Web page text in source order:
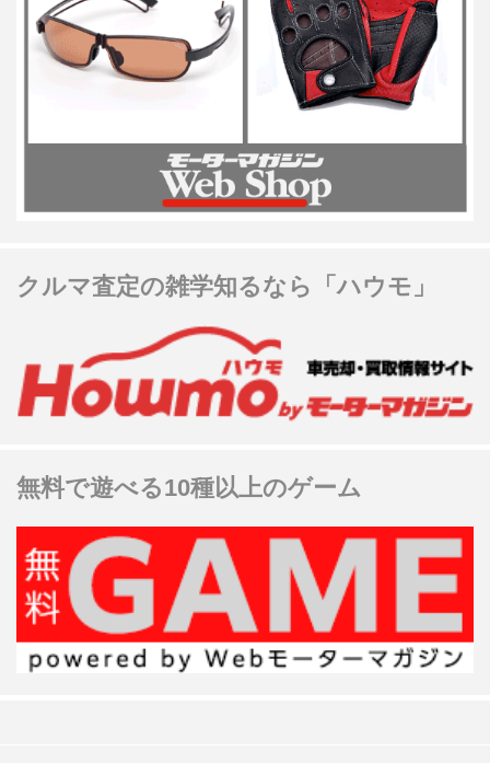
クルマ査定の雑学知るなら「ハウモ」
無料で遊べる10種以上のゲーム